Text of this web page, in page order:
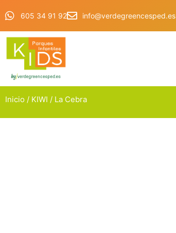
605 34 91 92 info@verdegreencesped.es
Inicio / KIWI / La Cebra